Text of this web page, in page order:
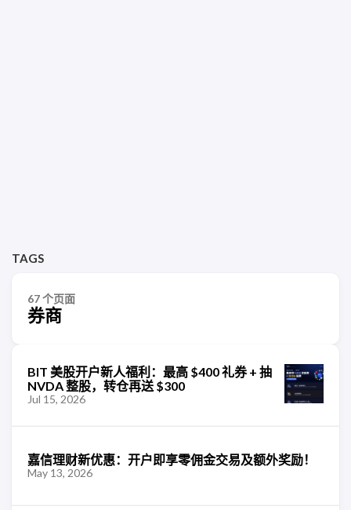
TAGS
67 个页面
券商
BIT 美股开户新人福利：最高 $400 礼券 + 抽
NVDA 整股，转仓再送 $300
Jul 15, 2026
嘉信理财新优惠：开户即享零佣金交易及额外奖励！
May 13, 2026